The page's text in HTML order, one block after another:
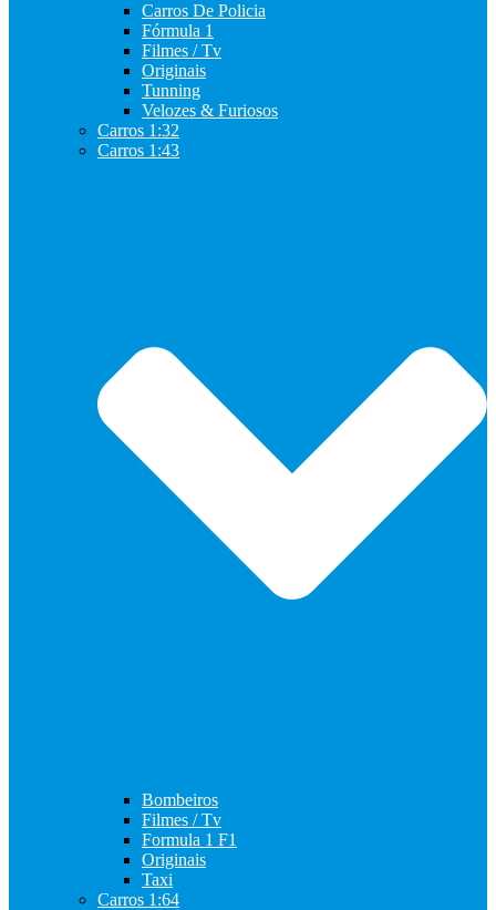
Carros De Policia
Fórmula 1
Filmes / Tv
Originais
Tunning
Velozes & Furiosos
Carros 1:32
Carros 1:43
Bombeiros
Filmes / Tv
Formula 1 F1
Originais
Taxi
Carros 1:64